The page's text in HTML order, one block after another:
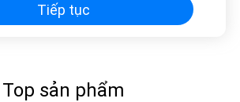
Tiếp tục
Top sản phẩm